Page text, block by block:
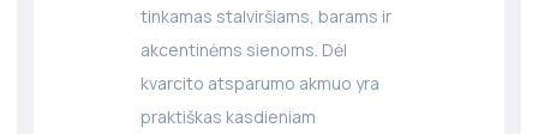
tinkamas stalviršiams, barams ir
akcentinėms sienoms. Dėl
kvarcito atsparumo akmuo yra
praktiškas kasdieniam